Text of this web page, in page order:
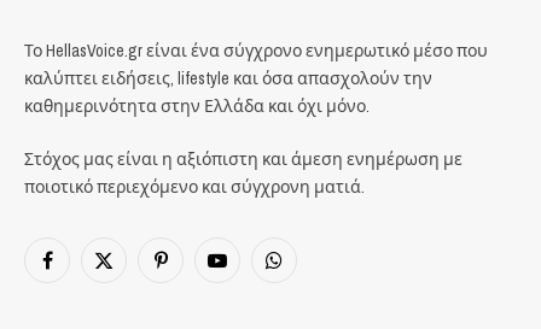
Το HellasVoice.gr είναι ένα σύγχρονο ενημερωτικό μέσο που
καλύπτει ειδήσεις, lifestyle και όσα απασχολούν την
καθημερινότητα στην Ελλάδα και όχι μόνο.
Στόχος μας είναι η αξιόπιστη και άμεση ενημέρωση με
ποιοτικό περιεχόμενο και σύγχρονη ματιά.
Facebook
X
PinterestYouTubeWhatsApp